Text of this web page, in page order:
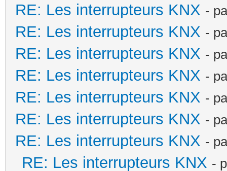
RE: Les interrupteurs KNX -
RE: Les interrupteurs KNX -
RE: Les interrupteurs KNX -
RE: Les interrupteurs KNX -
RE: Les interrupteurs KNX -
RE: Les interrupteurs KNX -
RE: Les interrupteurs KNX -
RE: Les interrupteurs KNX -